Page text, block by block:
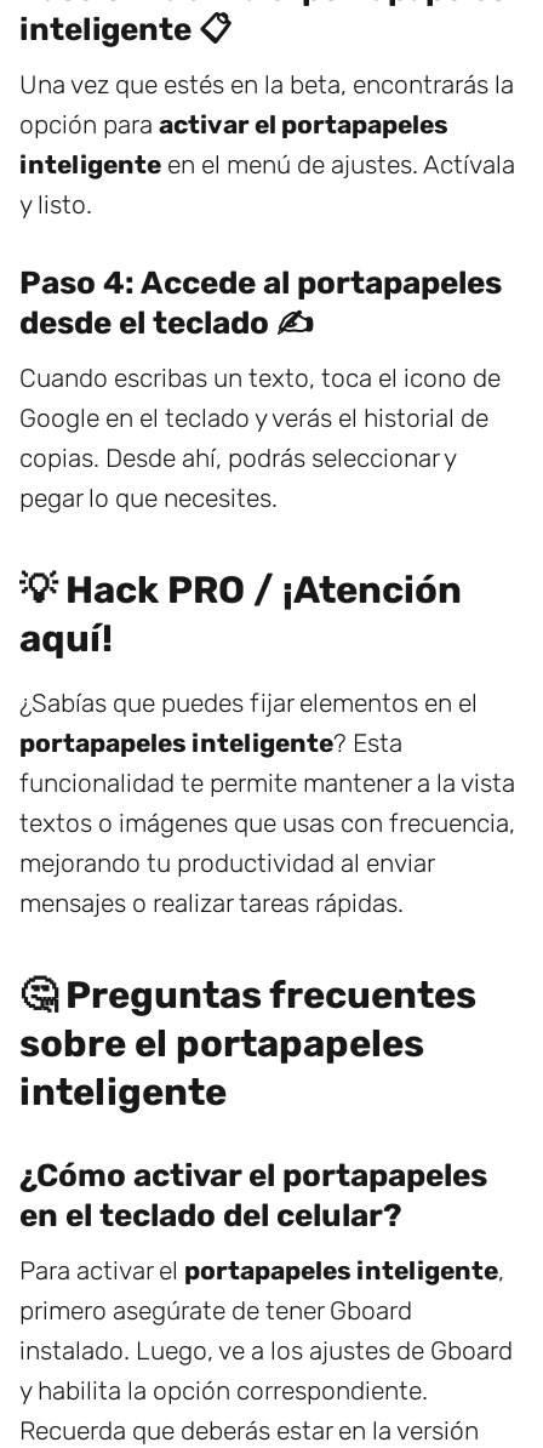
inteligente 📋
Una vez que estés en la beta, encontrarás la
opción para activar el portapapeles
inteligente en el menú de ajustes. Actívala
y listo.
Paso 4: Accede al portapapeles
desde el teclado ✍️
Cuando escribas un texto, toca el icono de
Google en el teclado y verás el historial de
copias. Desde ahí, podrás seleccionar y
pegar lo que necesites.
💡 Hack PRO / ¡Atención
aquí!
¿Sabías que puedes fijar elementos en el
portapapeles inteligente? Esta
funcionalidad te permite mantener a la vista
textos o imágenes que usas con frecuencia,
mejorando tu productividad al enviar
mensajes o realizar tareas rápidas.
🤔 Preguntas frecuentes
sobre el portapapeles
inteligente
¿Cómo activar el portapapeles
en el teclado del celular?
Para activar el portapapeles inteligente,
primero asegúrate de tener Gboard
instalado. Luego, ve a los ajustes de Gboard
y habilita la opción correspondiente.
Recuerda que deberás estar en la versión